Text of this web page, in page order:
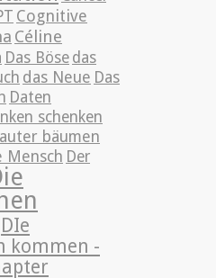
Cognitive
Céline
Das Böse das
das Neue Das
Daten
schenken
bäumen
Mensch Der
DIe
kommen -